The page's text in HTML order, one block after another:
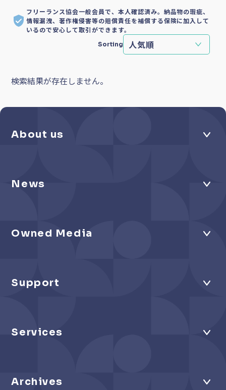
フリーランス協会一般会員で、本人確認済み。納品物の瑕疵、
情報漏洩、著作権侵害等の賠償責任を補償する保険に加入して
いるので安心して取引ができます。
Sorting
検索結果が存在しません。
About us
News
Owned Media
Support
Services
Archives